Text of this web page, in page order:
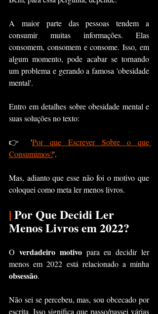
A maior parte das pessoas tendem a
consumir muitas informações. Elas
consomem, consomem e consome. Isso, em
algum momento, pode acabar se tornando
um problema e gerando a famosa 'obesidade
mental'.
Entro em detalhes sobre obesidade mental e
suas soluções no texto:
👉 'Por que Escrever Sobre o que
Consumimos?'.
Mas, adianto que esse não foi o motivo que
coloquei como meta ler menos livros.
| Por Que Decidi Ler
Menos Livros em 2022?
O verdadeiro motivo para eu decidir ler
obsessão.
Não sei se percebeu, mas, sou obcecado por
escrita. Isso significa que passo/passei várias